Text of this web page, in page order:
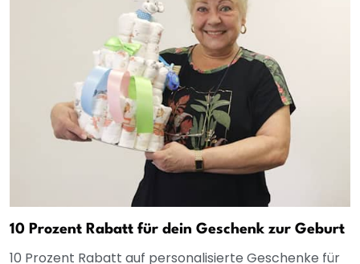
10 Prozent Rabatt für dein Geschenk zur Geburt
10 Prozent Rabatt auf personalisierte Geschenke für